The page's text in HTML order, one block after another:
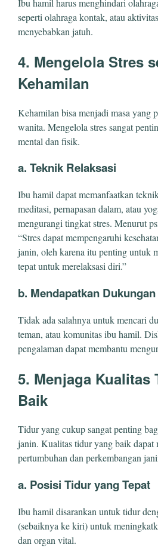
Ibu hamil harus menghindari
seperti olahraga kontak, atau
menyebabkan jatuh.
4. Mengelola Stres
Kehamilan
Kehamilan bisa menjadi masa yang
wanita. Mengelola stres sangat
mental dan fisik.
a. Teknik Relaksasi
Ibu hamil dapat memanfaatkan
meditasi, pernapasan dalam, atau
mengurangi tingkat stres. Menurut
“Stres dapat mempengaruhi
janin, oleh karena itu penting untuk
tepat untuk merelaksasi diri.”
b. Mendapatkan Dukungan
Tidak ada salahnya untuk mencari
teman, atau komunitas ibu hamil.
pengalaman dapat membantu
5. Menjaga Kualitas
Baik
Tidur yang cukup sangat penting
janin. Kualitas tidur yang baik dapat
pertumbuhan dan perkembangan
a. Posisi Tidur yang Tepat
Ibu hamil disarankan untuk tidur
(sebaiknya ke kiri) untuk
dan organ vital.